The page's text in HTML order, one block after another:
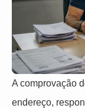
A comprovação
endereço,